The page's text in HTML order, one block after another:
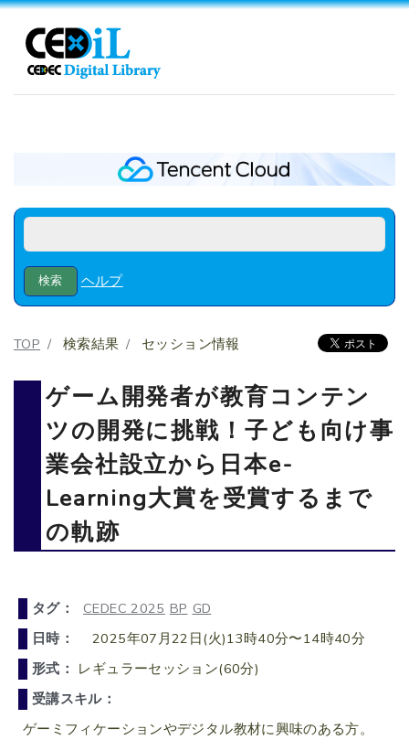
ヘルプ
TOP 検索結果 セッション情報
ゲーム開発者が教育コンテン
ツの開発に挑戦！子ども向け事
業会社設立から日本e-
Learning大賞を受賞するまで
の軌跡
タグ： CEDEC 2025 BP GD
日時：
2025年07月22日(火)13時40分〜14時40分
形式： レギュラーセッション(60分)
受講スキル：
ゲーミフィケーションやデジタル教材に興味のある方。